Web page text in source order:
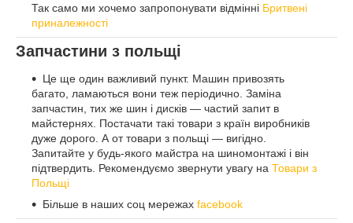
Так само ми хочемо запропонувати відмінні Бритвені
приналежності
Запчастини з польщі
Це ще один важливий пункт. Машин привозять
багато, ламаються вони теж періодично. Заміна
запчастин, тих же шин і дисків — частий запит в
майстернях. Постачати такі товари з країн виробників
дуже дорого. А от товари з польщі — вигідно.
Запитайте у будь-якого майстра на шиномонтажі і він
підтвердить. Рекомендуємо звернути увагу на Товари з
Польщі
Більше в наших соц мережах facebook